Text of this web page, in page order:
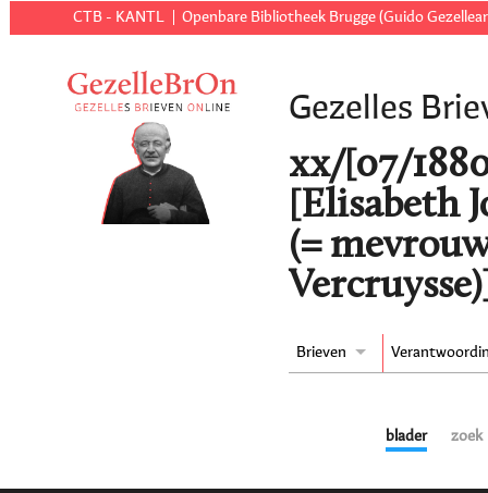
CTB - KANTL Openbare Bibliotheek Brugge (Guido
Gezelles
xx/[07/
[Elisabeth
(=
Brieven
blader zoek